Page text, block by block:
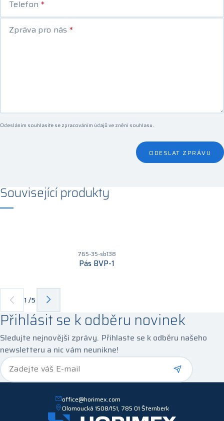
Telefon *
Zpráva pro nás *
Odesláním souhlasíte se zpracováním údajů ve znění souhlasu.
ODESLAT ZPRÁVU
Související produkty
765-35-sb138
Pás BVP-1
1 /5
Přihlásit se k odběru novinek
Sledujte nejnovější zprávy. Přihlaste se k odběru našeho
newsletteru a nic vám neunikne!
Zadejte váš E-mail*
office@horimex.com
Olomoucká 1508/151, 785 01 Šternberk